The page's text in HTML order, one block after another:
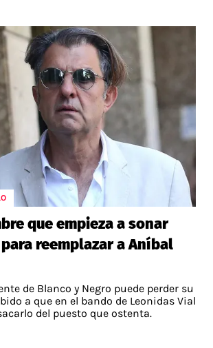
que empieza a sonar
reemplazar a Aníbal
de Blanco y Negro puede perder su
a que en el bando de Leonidas Vial
del puesto que ostenta.